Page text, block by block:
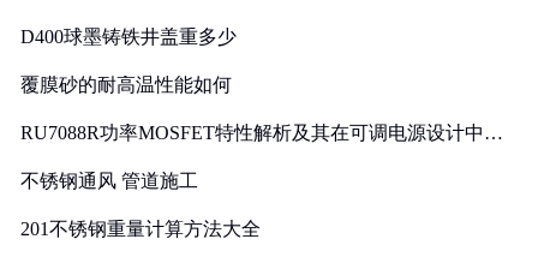
D400球墨铸铁井盖重多少
覆膜砂的耐高温性能如何
RU7088R功率MOSFET特性解析及其在可调电源设计中的
不锈钢通风 管道施工
201不锈钢重量计算方法大全